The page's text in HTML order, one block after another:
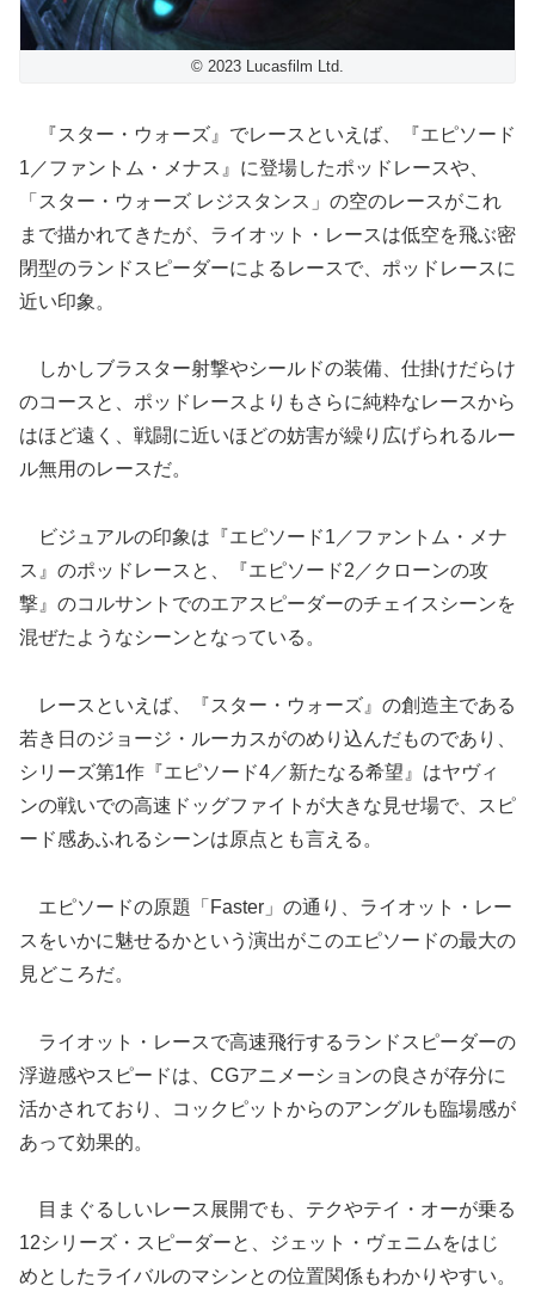
© 2023 Lucasfilm Ltd.
『スター・ウォーズ』でレースといえば、『エピソード
1／ファントム・メナス』に登場したポッドレースや、
「スター・ウォーズ レジスタンス」の空のレースがこれ
まで描かれてきたが、ライオット・レースは低空を飛ぶ密
閉型のランドスピーダーによるレースで、ポッドレースに
近い印象。
しかしブラスター射撃やシールドの装備、仕掛けだらけ
のコースと、ポッドレースよりもさらに純粋なレースから
はほど遠く、戦闘に近いほどの妨害が繰り広げられるルー
ル無用のレースだ。
ビジュアルの印象は『エピソード1／ファントム・メナ
ス』のポッドレースと、『エピソード2／クローンの攻
撃』のコルサントでのエアスピーダーのチェイスシーンを
混ぜたようなシーンとなっている。
レースといえば、『スター・ウォーズ』の創造主である
若き日のジョージ・ルーカスがのめり込んだものであり、
シリーズ第1作『エピソード4／新たなる希望』はヤヴィ
ンの戦いでの高速ドッグファイトが大きな見せ場で、スピ
ード感あふれるシーンは原点とも言える。
エピソードの原題「Faster」の通り、ライオット・レー
スをいかに魅せるかという演出がこのエピソードの最大の
見どころだ。
ライオット・レースで高速飛行するランドスピーダーの
浮遊感やスピードは、CGアニメーションの良さが存分に
活かされており、コックピットからのアングルも臨場感が
あって効果的。
目まぐるしいレース展開でも、テクやテイ・オーが乗る
12シリーズ・スピーダーと、ジェット・ヴェニムをはじ
めとしたライバルのマシンとの位置関係もわかりやすい。